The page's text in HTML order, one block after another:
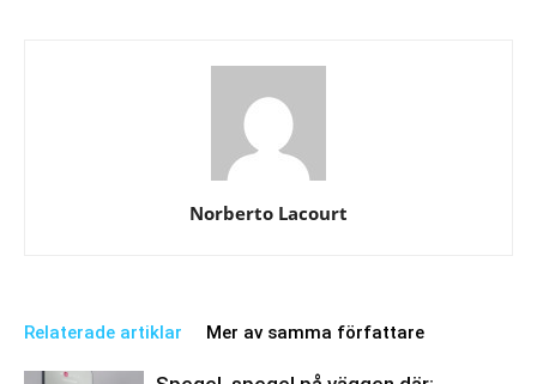
Norberto Lacourt
Relaterade artiklar Mer av samma författare